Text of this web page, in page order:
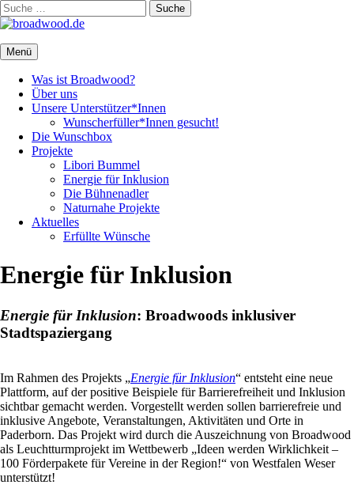
Zum
Inhalt
Suche
nach:
broadwood.de
Menü
Was ist Broadwood?
Über uns
Unsere Unterstützer*Innen
Wunscherfüller*Innen gesucht!
Die Wunschbox
Projekte
Libori Bummel
Energie für Inklusion
Die Bühnenadler
Naturnahe Projekte
Aktuelles
Erfüllte Wünsche
Energie für Inklusion
Energie für Inklusion: Broadwoods inklusiver
Stadtspaziergang
Im Rahmen des Projekts „Energie für Inklusion“ entsteht eine neue
Plattform, auf der positive Beispiele für Barrierefreiheit und Inklusion
sichtbar gemacht werden. Vorgestellt werden sollen barrierefreie und
inklusive Angebote, Veranstaltungen, Aktivitäten und Orte in
Paderborn. Das Projekt wird durch die Auszeichnung von Broadwood
als Leuchtturmprojekt im Wettbewerb „Ideen werden Wirklichkeit –
100 Förderpakete für Vereine in der Region!“ von Westfalen Weser
unterstützt!